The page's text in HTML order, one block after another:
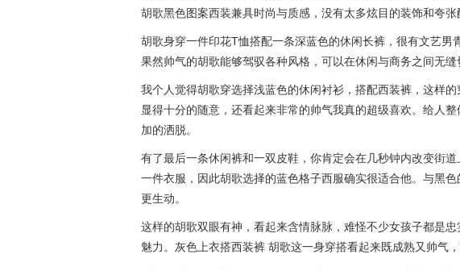
胡歌黑色图案西装兼具时尚与质感，没有太多炫目的装饰和夸张
胡歌身穿一件印花T恤搭配一条深蓝色的休闲长裤，很有文艺男
果然帅气的胡歌能够驾驭各种风格，可以在休闲与商务之间无缝
我个人觉得胡歌穿选择浅蓝色的休闲衬衫，搭配西装裤，这样
显得十分的随意，还看起来非常的帅气我真的超级喜欢。给人
加的洒脱。
有了最后一条休闲裤和一双皮鞋，你肯定会在几秒钟内改变街
一件衣服，因此胡歌选择的蓝色格子西服确实很适合他。与黑
更生动。
这样的胡歌双眼有神，看起来含情脉脉，难怪不少女孩子都是
魅力。灰色上衣搭西装裤 胡歌这一身穿搭看起来既成熟又帅气，